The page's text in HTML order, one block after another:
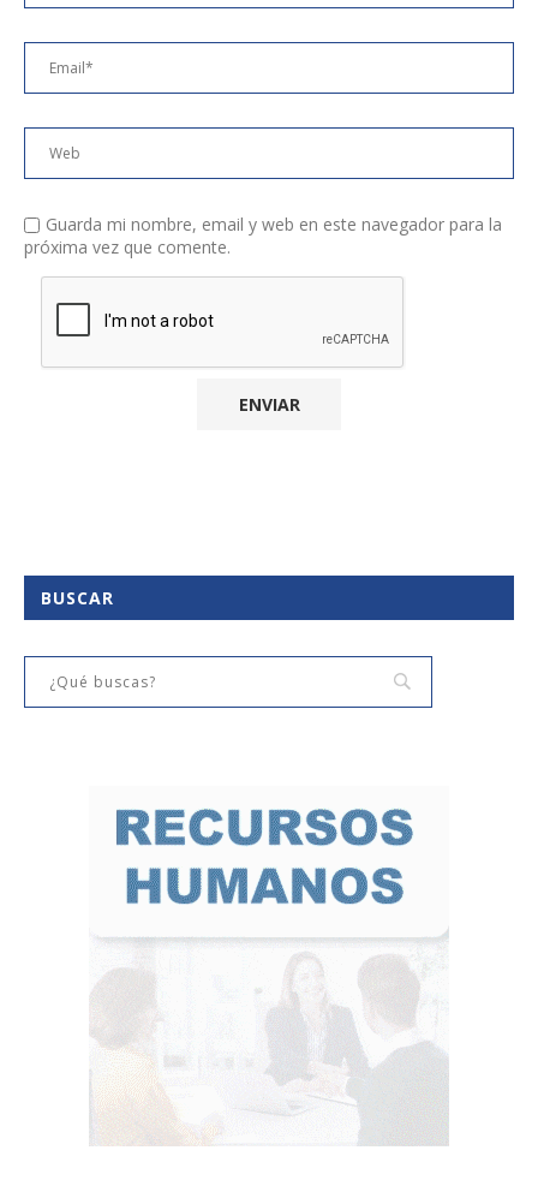
Guarda mi nombre, email y web en este navegador para la
próxima vez que comente.
BUSCAR